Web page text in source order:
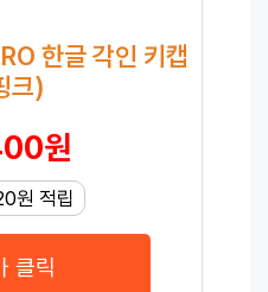
한글 각인 키캡
크)
원
원 적립
클릭